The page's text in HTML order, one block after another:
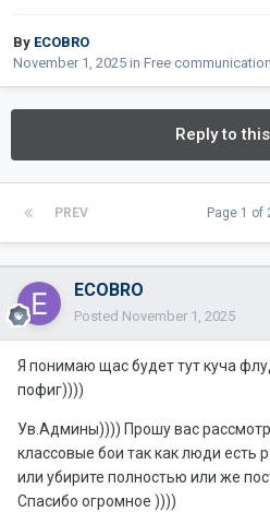
By ECOBRO
November 1, 2025 in Free communication
Reply to
PREV Page 1 of
ECOBRO
Posted November 1, 2025
Я понимаю щас будет тут куча
пофиг))))
Ув.Админы)))) Прошу вас
классовые бои так как люди есть
или убирите полностью или же
Спасибо огромное ))))